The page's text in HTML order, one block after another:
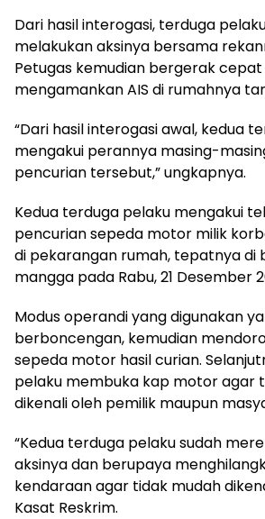
Dari hasil interogasi, terduga
melakukan aksinya bersama
Petugas kemudian bergerak
mengamankan AIS di rumahnya
“Dari hasil interogasi awal, kedua
mengakui perannya masing-
pencurian tersebut,” ungkapnya.
Kedua terduga pelaku mengakui
pencurian sepeda motor milik
di pekarangan rumah, tepatnya di
mangga pada Rabu, 21 Desember
Modus operandi yang digunakan
berboncengan, kemudian
sepeda motor hasil curian.
pelaku membuka kap motor agar
dikenali oleh pemilik maupun
“Kedua terduga pelaku sudah
aksinya dan berupaya
kendaraan agar tidak mudah
Kasat Reskrim.